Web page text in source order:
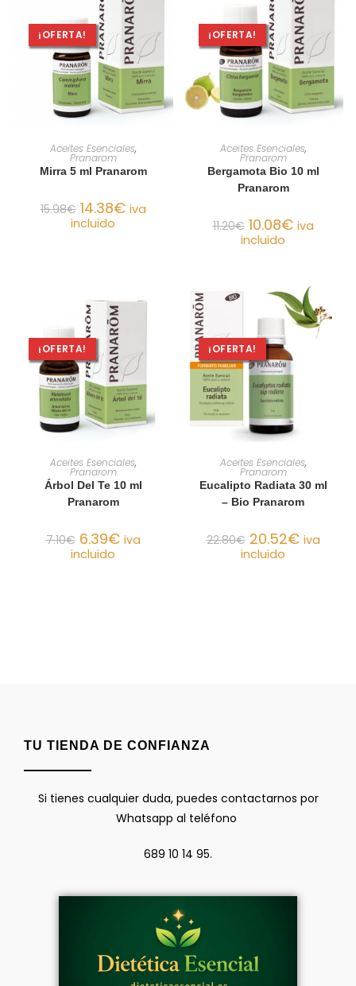
¡OFERTA!
AÑADIR AL CARRITO
Aceites Esenciales,
Pranarom
Mirra 5 ml Pranarom
15.98€ 14.38€ iva
incluido
¡OFERTA!
AÑADIR AL CARRITO
Aceites Esenciales,
Pranarom
Bergamota Bio 10 ml
Pranarom
11.20€ 10.08€ iva
incluido
¡OFERTA!
AÑADIR AL CARRITO
Aceites Esenciales,
Pranarom
Árbol Del Te 10 ml
Pranarom
7.10€ 6.39€ iva
incluido
¡OFERTA!
AÑADIR AL CARRITO
Aceites Esenciales,
Pranarom
Eucalipto Radiata 30 ml
– Bio Pranarom
22.80€ 20.52€ iva
incluido
TU TIENDA DE CONFIANZA
Si tienes cualquier duda, puedes contactarnos por
Whatsapp al teléfono
689 10 14 95.